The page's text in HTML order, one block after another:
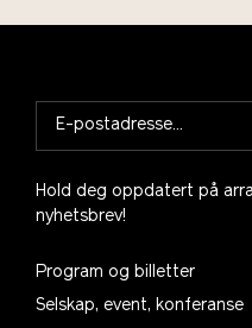
Hold deg oppdatert på
nyhetsbrev!
Program og billetter
Selskap, event, konferanse